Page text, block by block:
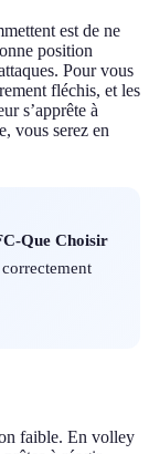
est de ne
position
Pour vous
fléchis, et les
s’apprête à
vous serez en
Que Choisir
faible. En volley